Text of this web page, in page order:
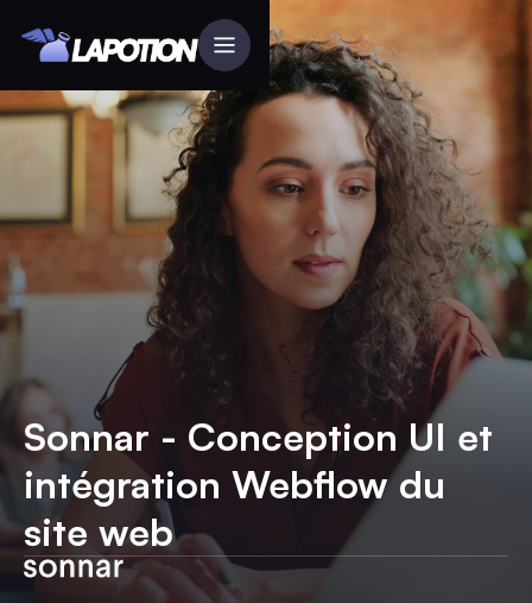
Sonnar - Conception UI et
intégration Webflow du
site web